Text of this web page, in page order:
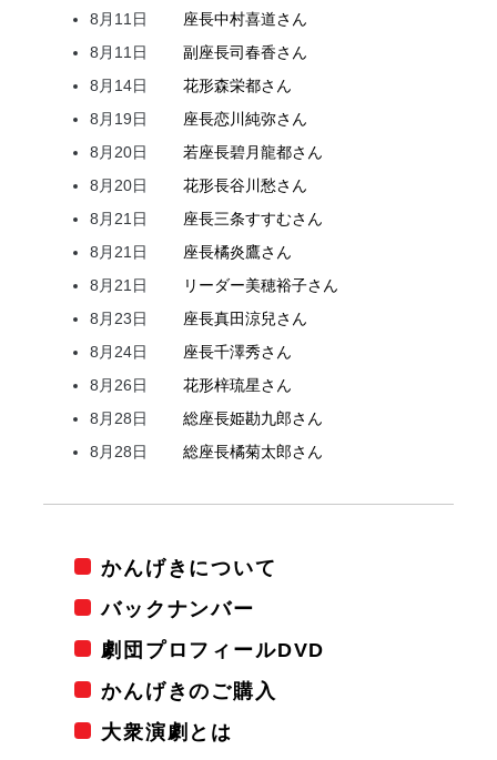
8月11日
座長中村喜道さん
8月11日
副座長司春香さん
8月14日
花形森栄都さん
8月19日
座長恋川純弥さん
8月20日
若座長碧月龍都さん
8月20日
花形長谷川愁さん
8月21日
座長三条すすむさん
8月21日
座長橘炎鷹さん
8月21日
リーダー美穂裕子さん
8月23日
座長真田涼兒さん
8月24日
座長千澤秀さん
8月26日
花形梓琉星さん
8月28日
総座長姫勘九郎さん
8月28日
総座長橘菊太郎さん
かんげきについて
バックナンバー
劇団プロフィールDVD
かんげきのご購入
大衆演劇とは